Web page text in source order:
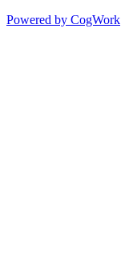
Powered by CogWork